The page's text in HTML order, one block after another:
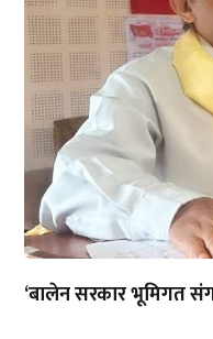
‘बालेन सरकार भूमिगत